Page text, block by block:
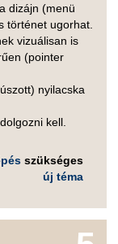
dizájn (menü
történet ugorhat.
vizuálisan is
(pointer
nyilacska
kell.
szükséges
új téma